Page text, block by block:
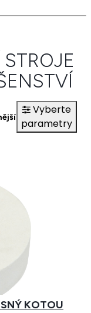
Nejdražší
KOTOU